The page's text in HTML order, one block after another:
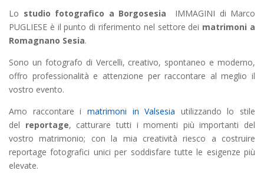
Lo studio fotografico a Borgosesia IMMAGINI di Marco
PUGLIESE è il punto di riferimento nel settore dei matrimoni a
Romagnano Sesia.
Sono un fotografo di Vercelli, creativo, spontaneo e moderno,
offro professionalità e attenzione per raccontare al meglio il
vostro evento.
Amo raccontare i matrimoni in Valsesia utilizzando lo stile
del reportage, catturare tutti i momenti più importanti del
vostro matrimonio; con la mia creatività riesco a costruire
reportage fotografici unici per soddisfare tutte le esigenze più
elevate.